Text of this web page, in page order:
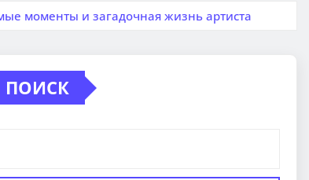
моменты и загадочная жизнь артиста
ПОИСК